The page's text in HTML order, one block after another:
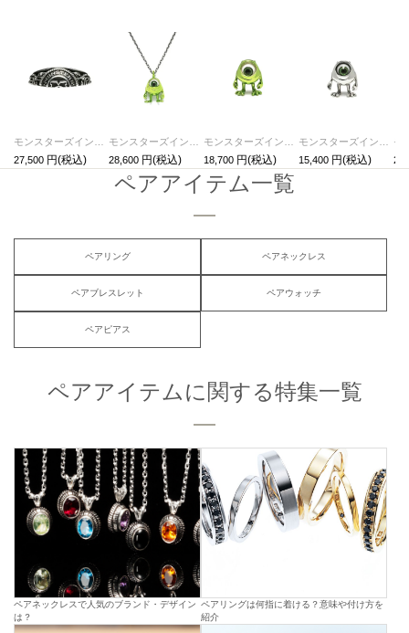
27,500
28,600
18,700
15,400
ペアアイテム一覧
ペアリング ペアネックレス
ペアブレスレット ペアウォッチ
ペアピアス
ペアアイテムに関する特集一覧
ペアネックレスで人気のブランド・デザイン
は？
ペアリングは何指に着ける？意味や付け方を
紹介